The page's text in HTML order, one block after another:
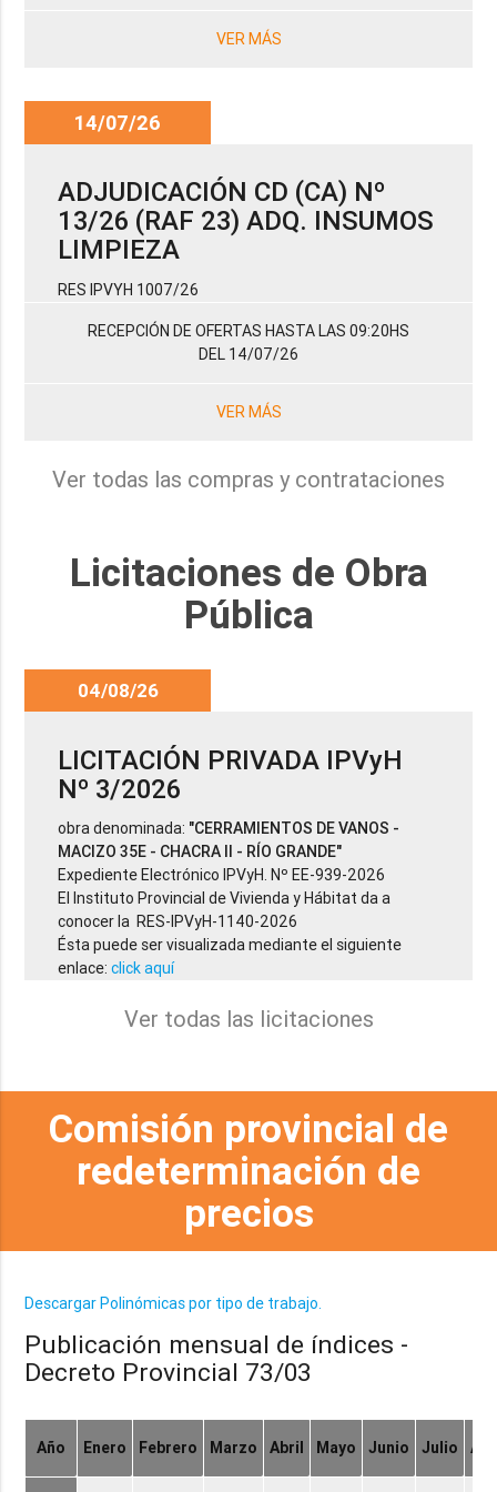
VER MÁS
14/07/26
ADJUDICACIÓN CD (CA) Nº
13/26 (RAF 23) ADQ. INSUMOS
LIMPIEZA
RES IPVYH 1007/26
RECEPCIÓN DE OFERTAS HASTA LAS 09:20HS
DEL 14/07/26
VER MÁS
Ver todas las compras y contrataciones
Licitaciones de Obra
Pública
04/08/26
LICITACIÓN PRIVADA IPVyH
Nº 3/2026
obra denominada: "CERRAMIENTOS DE VANOS -
MACIZO 35E - CHACRA II - RÍO GRANDE"
Expediente Electrónico IPVyH. Nº EE-939-2026
El Instituto Provincial de Vivienda y Hábitat da a
conocer la RES-IPVyH-1140-2026
Ésta puede ser visualizada mediante el siguiente
enlace:click aquí
Ver todas las licitaciones
Comisión provincial de
redeterminación de
precios
Descargar Polinómicas por tipo de trabajo.
Publicación mensual de índices -
Decreto Provincial 73/03
Año Enero Febrero Marzo Abril Mayo Junio Julio